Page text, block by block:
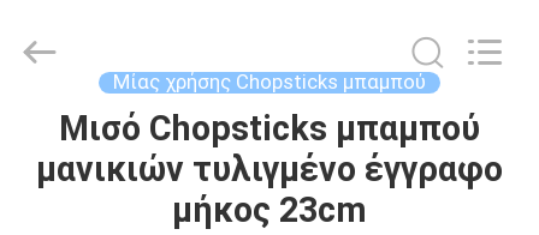
ΣΠΊΤΙ
and
Export
Μίας χρήσης Chopsticks μπαμπού
Μισό Chopsticks μπαμπού
μανικιών τυλιγμένο έγγραφο
μήκος 23cm